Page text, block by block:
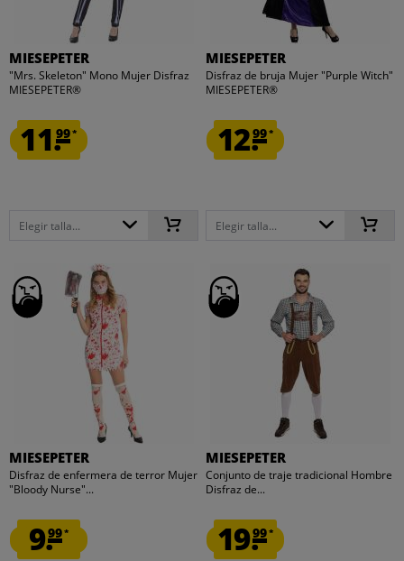
MIESEPETER
"Mrs. Skeleton" Mono Mujer Disfraz
MIESEPETER®
11.99*
Elegir talla...
MIESEPETER
Disfraz de bruja Mujer "Purple Witch"
MIESEPETER®
12.99*
Elegir talla...
MIESEPETER
Disfraz de enfermera de terror Mujer
"Bloody Nurse"...
9.99*
MIESEPETER
Conjunto de traje tradicional Hombre
Disfraz de...
19.99*